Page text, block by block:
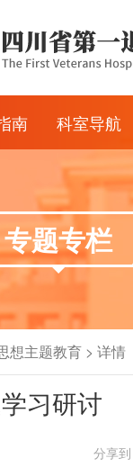
南
政策
排班
号
布图
流程
科室导航
临床科室
医技科室
专题专栏
想主题教育 > 详情
习研讨
分享到